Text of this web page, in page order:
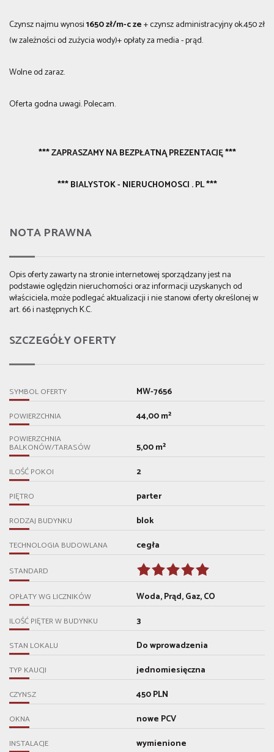
Czynsz najmu wynosi1650 zł/m-c ze+ czynsz administracyjny ok.450 zł
(w zależności od zużycia wody)+ opłaty za media - prąd.
Wolne od zaraz.
Oferta godna uwagi. Polecam.
*** ZAPRASZAMY NA BEZPŁATNĄ PREZENTACJĘ ***
*** BIALYSTOK - NIERUCHOMOSCI . PL ***
NOTA PRAWNA
Opis oferty zawarty na stronie internetowej sporządzany jest na
podstawie oględzin nieruchomości oraz informacji uzyskanych od
właściciela, może podlegać aktualizacji i nie stanowi oferty określonej w
art. 66 i następnych K.C.
SZCZEGÓŁY OFERTY
SYMBOL OFERTY MW-7656
POWIERZCHNIA 44,00 m²
POWIERZCHNIA
BALKONÓW/TARASÓW 5,00 m²
ILOŚĆ POKOI 2
PIĘTRO parter
RODZAJ BUDYNKU blok
TECHNOLOGIA BUDOWLANA cegła
STANDARD
OPŁATY WG LICZNIKÓW Woda, Prąd, Gaz, CO
ILOŚĆ PIĘTER W BUDYNKU 3
STAN LOKALU Do wprowadzenia
TYP KAUCJI jednomiesięczna
CZYNSZ 450 PLN
OKNA nowe PCV
INSTALACJE wymienione